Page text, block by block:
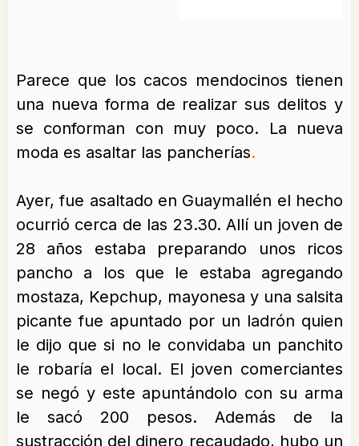
Parece que los cacos mendocinos tienen
una nueva forma de realizar sus delitos y
se conforman con muy poco. La nueva
moda es asaltar las pancherías.
Ayer, fue asaltado en Guaymallén el hecho
ocurrió cerca de las 23.30. Allí un joven de
28 años estaba preparando unos ricos
pancho a los que le estaba agregando
mostaza, Kepchup, mayonesa y una salsita
picante fue apuntado por un ladrón quien
le dijo que si no le convidaba un panchito
le robaría el local. El joven comerciantes
se negó y este apuntándolo con su arma
le sacó 200 pesos. Además de la
sustracción del dinero recaudado, hubo un